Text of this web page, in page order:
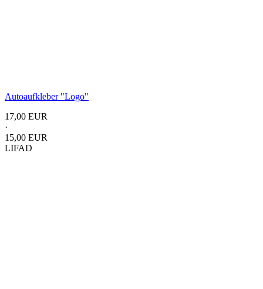
Autoaufkleber "Logo"
17,00 EUR
·
15,00 EUR
LIFAD